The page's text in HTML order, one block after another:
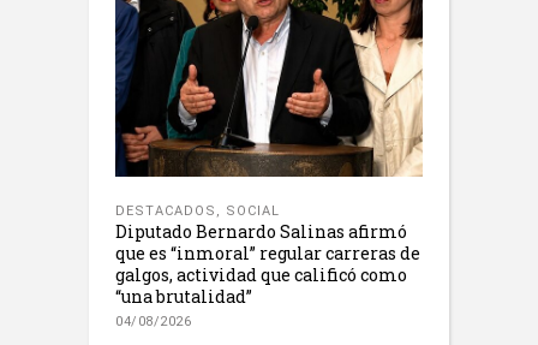
DESTACADOS , SOCIAL
Diputado Bernardo Salinas afirmó
que es “inmoral” regular carreras de
galgos, actividad que calificó como
“una brutalidad”
04/08/2026